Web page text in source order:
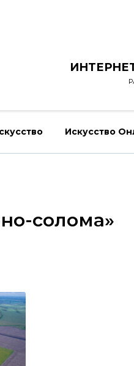
Искусство
солома»